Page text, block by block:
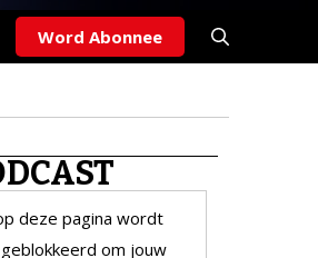
Word Abonnee
deze pagina wordt
om jouw